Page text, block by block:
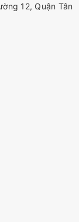
12, Quận Tân